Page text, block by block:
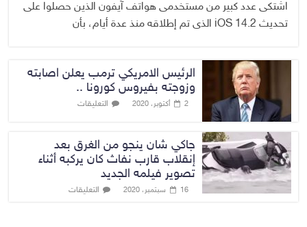
اشتكى عدد كبير من مستخدمى هواتف آيفون الذين حصلوا على
تحديث iOS 14.2 الذى تم إطلاقه منذ عدة أيام، بأن
الرئيس الامريكي ترمب يعلن اصابته
وزوجته بفيروس كورونا ..
2 أكتوبر، 2020 التعليقات
جاكي شان ينجو من الغرق بعد
إنقلاب قارب نفاث كان يركبه أثناء
تصوير فيلمه الجديد
16 سبتمبر، 2020 التعليقات